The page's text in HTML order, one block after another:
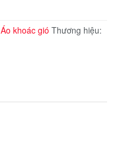
Áo khoác gió Thương hiệu: